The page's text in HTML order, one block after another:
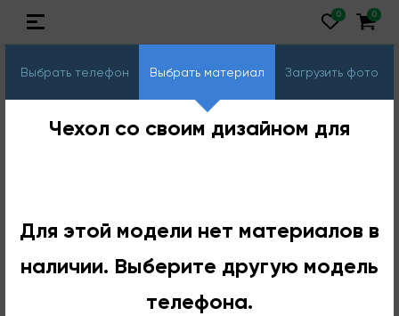
Выбрать телефон Выбрать материал Загрузить фото
Чехол со своим дизайном для
Для этой модели нет материалов в
наличии. Выберите другую модель
телефона.